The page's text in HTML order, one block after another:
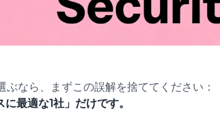
ぶなら、まずこの誤解を捨ててください：
最適な1社」だけです。